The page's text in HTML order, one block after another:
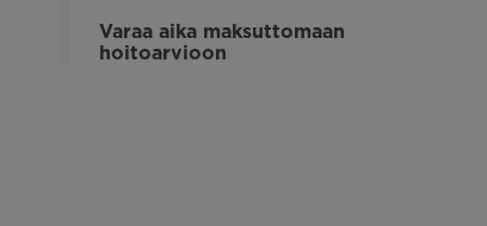
Varaa aika maksuttomaan
hoitoarvioon